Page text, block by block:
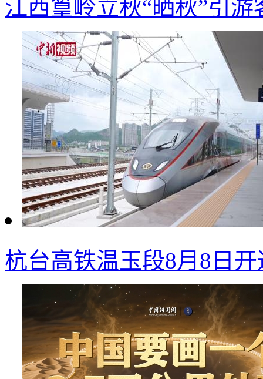
江西篁岭立秋“晒秋”引游
杭台高铁温玉段8月8日